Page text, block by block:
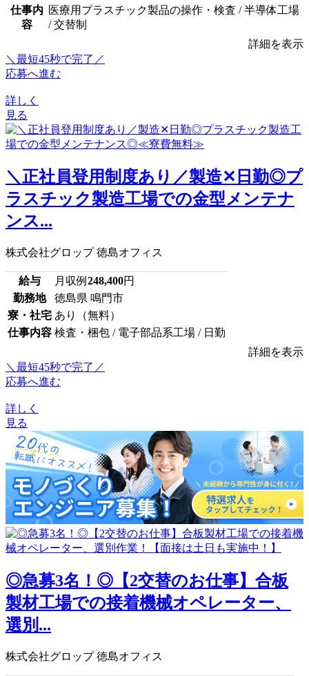
仕事内
容
医療用プラスチック製品の操作・検査 / 半導体工場
/ 交替制
詳細を表示
＼最短45秒で完了／
応募へ進む
詳しく
見る
＼正社員登用制度あり／製造✕日勤◎プ
ラスチック製造工場での金型メンテナ
ンス...
株式会社グロップ 徳島オフィス
給与 月収例 248,400円
勤務地
徳島県 鳴門市
寮・社宅 あり（無料）
仕事内容 検査・梱包 / 電子部品系工場 / 日勤
詳細を表示
＼最短45秒で完了／
応募へ進む
詳しく
見る
◎急募3名！◎【2交替のお仕事】合板
製材工場での接着機械オペレーター、
選別...
株式会社グロップ 徳島オフィス